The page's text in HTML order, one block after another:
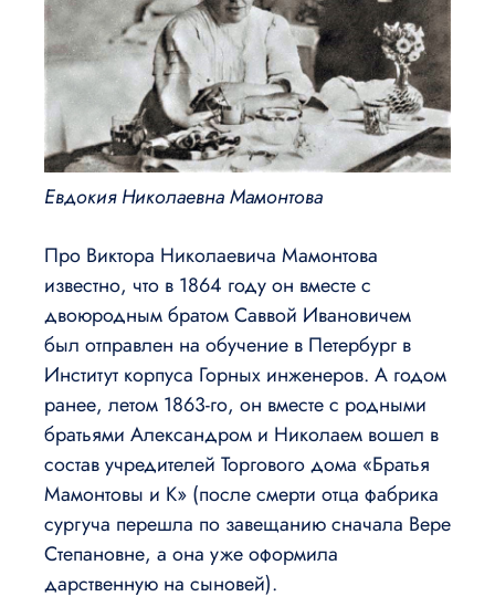
Евдокия Николаевна Мамонтова
Про Виктора Николаевича Мамонтова
известно, что в 1864 году он вместе с
двоюродным братом Саввой Ивановичем
был отправлен на обучение в Петербург в
Институт корпуса Горных инженеров. А годом
ранее, летом 1863-го, он вместе с родными
братьями Александром и Николаем вошел в
состав учредителей Торгового дома «Братья
Мамонтовы и К» (после смерти отца фабрика
сургуча перешла по завещанию сначала Вере
Степановне, а она уже оформила
дарственную на сыновей).